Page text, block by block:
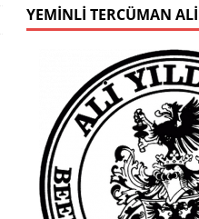
YEMINLI TERCÜMAN